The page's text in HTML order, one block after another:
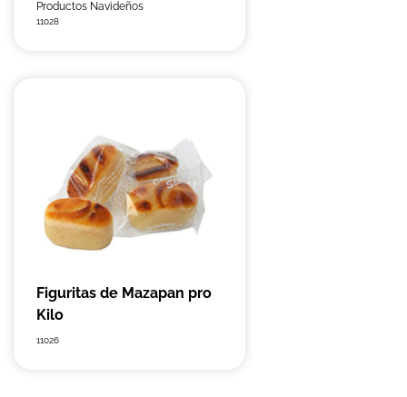
Productos Navideños
11028
Figuritas de Mazapan pro
Kilo
11026